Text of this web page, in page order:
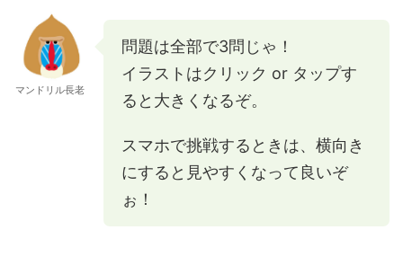
マンドリル長老
問題は全部で3問じゃ！
イラストはクリック or タップす
ると大きくなるぞ。
スマホで挑戦するときは、横向き
にすると見やすくなって良いぞ
ぉ！